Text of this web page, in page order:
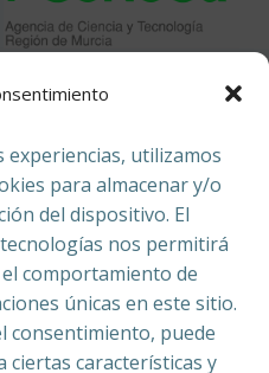
experiencias, utilizamos
para almacenar y/o
del dispositivo. El
nos permitirá
comportamiento de
únicas en este sitio.
consentimiento, puede
ciertas características y